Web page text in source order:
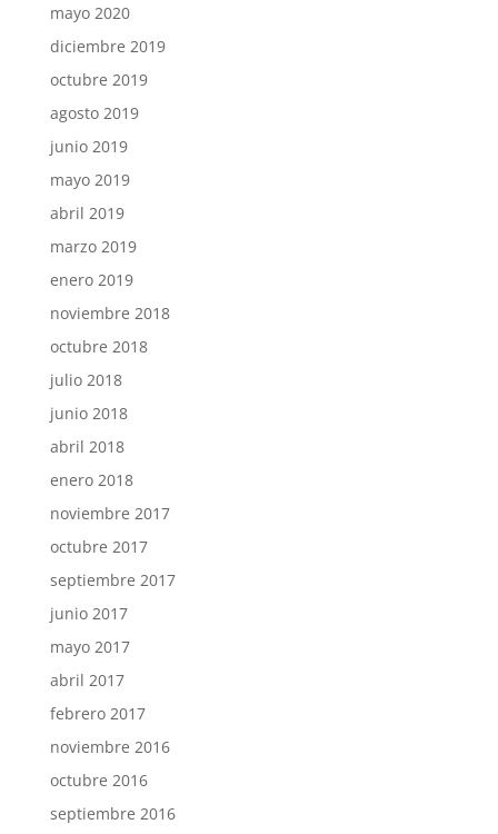
mayo 2020
diciembre 2019
octubre 2019
agosto 2019
junio 2019
mayo 2019
abril 2019
marzo 2019
enero 2019
noviembre 2018
octubre 2018
julio 2018
junio 2018
abril 2018
enero 2018
noviembre 2017
octubre 2017
septiembre 2017
junio 2017
mayo 2017
abril 2017
febrero 2017
noviembre 2016
octubre 2016
septiembre 2016